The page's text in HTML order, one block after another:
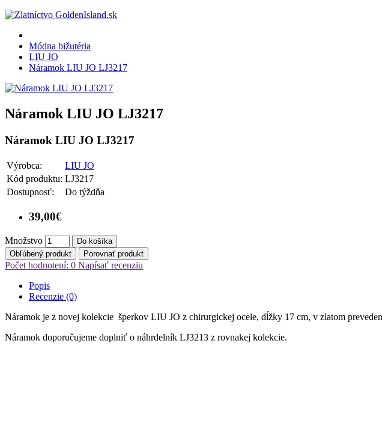
Módna bižutéria
LIU JO
Náramok LIU JO LJ3217
Náramok LIU JO LJ3217
Náramok LIU JO LJ3217
Výrobca:
LIU JO
Kód produktu: LJ3217
Dostupnosť:
Do týždňa
39,00€
Množstvo
Do košíka
Obľúbený produkt
Porovnať produkt
Počet hodnotení: 0 Napísať recenziu
Popis
Recenzie (0)
Náramok je z novej kolekcie šperkov LIU JO z chirurgickej ocele, dĺžky 17 cm, v zlatom
Náramok doporučujeme doplniť o náhrdelník LJ3213 z rovnakej kolekcie.